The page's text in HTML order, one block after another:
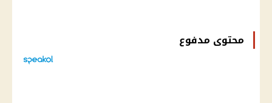
محتوى مدفوع